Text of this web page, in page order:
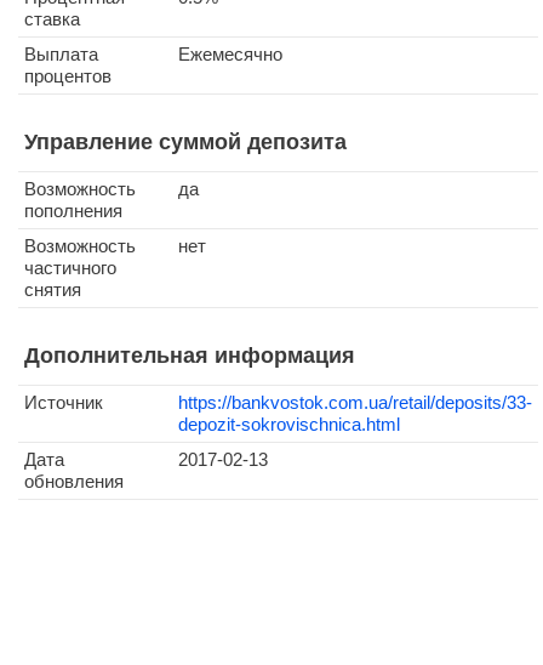
ставка
Выплата
процентов
Ежемесячно
Управление суммой депозита
Возможность
пополнения
да
Возможность
частичного
снятия
нет
Дополнительная информация
Источник
https://bankvostok.com.ua/retail/deposits/33-
depozit-sokrovischnica.html
Дата
обновления
2017-02-13